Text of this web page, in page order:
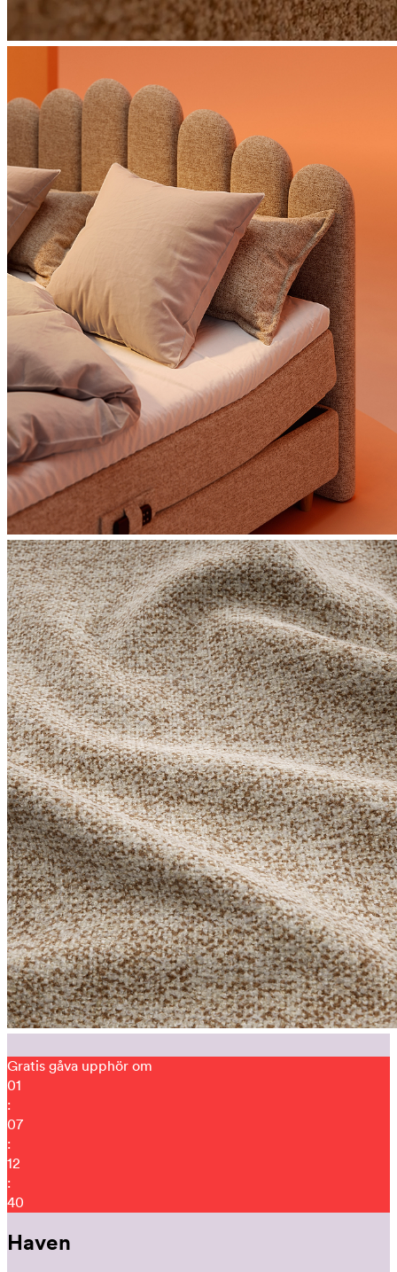
Gratis gåva upphör om
01
:
07
:
12
:
29
Haven